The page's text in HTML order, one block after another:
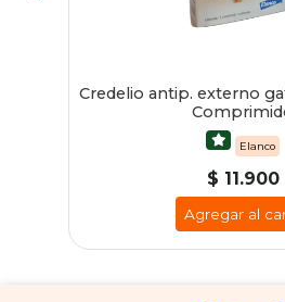
Credelio antip. externo
Elanco
$ 11.900
Agregar al